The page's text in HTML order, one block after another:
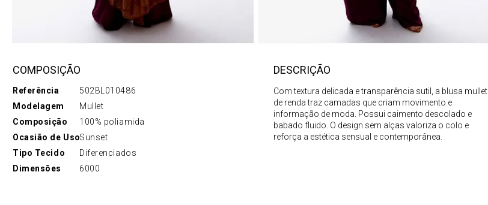
COMPOSIÇÃO
Referência
502BL010486
Modelagem
Mullet
Composição
100% poliamida
Ocasião de UsoSunset
Tipo Tecido
Diferenciados
Dimensões
6000
DESCRIÇÃO
Com textura delicada e transparência sutil, a blusa mullet
de renda traz camadas que criam movimento e
informação de moda. Possui caimento descolado e
babado fluido. O design sem alças valoriza o colo e
reforça a estética sensual e contemporânea.